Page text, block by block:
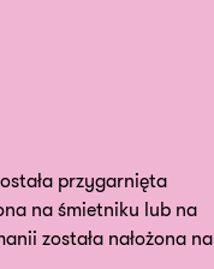
przygarnięta
na śmietniku lub na
została nałożona na